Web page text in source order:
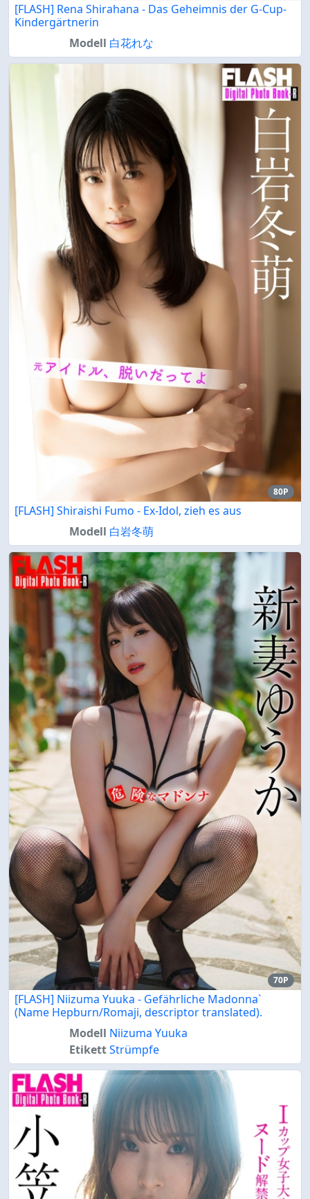
[FLASH] Rena Shirahana - Das Geheimnis der G-Cup-
Kindergärtnerin
Modell 白花れな
80P
[FLASH] Shiraishi Fumo - Ex-Idol, zieh es aus
Modell 白岩冬萌
70P
[FLASH] Niizuma Yuuka - Gefährliche Madonna`
(Name Hepburn/Romaji, descriptor translated).
Modell Niizuma Yuuka
EtikettStrümpfe